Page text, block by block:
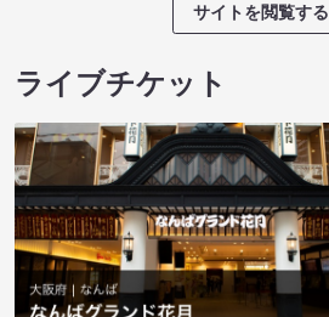
サイトを閲覧する
ライブチケット